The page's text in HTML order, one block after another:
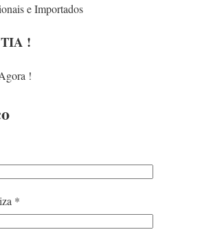
e Importados
!
!
*